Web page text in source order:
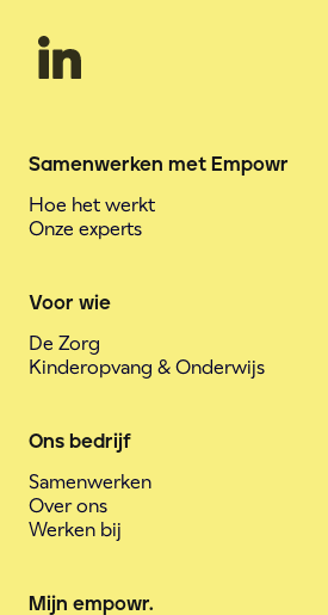
Samenwerken met Empowr
Hoe het werkt
Onze experts
Voor wie
De Zorg
Kinderopvang & Onderwijs
Ons bedrijf
Samenwerken
Over ons
Werken bij
Mijn empowr.